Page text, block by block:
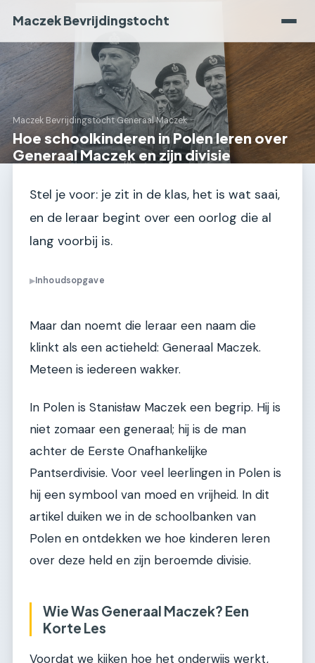
Maczek Bevrijdingstocht
Maczek Bevrijdingstocht›Generaal Maczek
Hoe schoolkinderen in Polen leren over
Generaal Maczek en zijn divisie
Stel je voor: je zit in de klas, het is wat saai,
en de leraar begint over een oorlog die al
lang voorbij is.
▶Inhoudsopgave
Maar dan noemt die leraar een naam die
klinkt als een actieheld: Generaal Maczek.
Meteen is iedereen wakker.
In Polen is Stanisław Maczek een begrip. Hij is
niet zomaar een generaal; hij is de man
achter de Eerste Onafhankelijke
Pantserdivisie. Voor veel leerlingen in Polen is
hij een symbool van moed en vrijheid. In dit
artikel duiken we in de schoolbanken van
Polen en ontdekken we hoe kinderen leren
over deze held en zijn beroemde divisie.
Wie Was Generaal Maczek? Een
Korte Les
Voordat we kijken hoe het onderwijs werkt,